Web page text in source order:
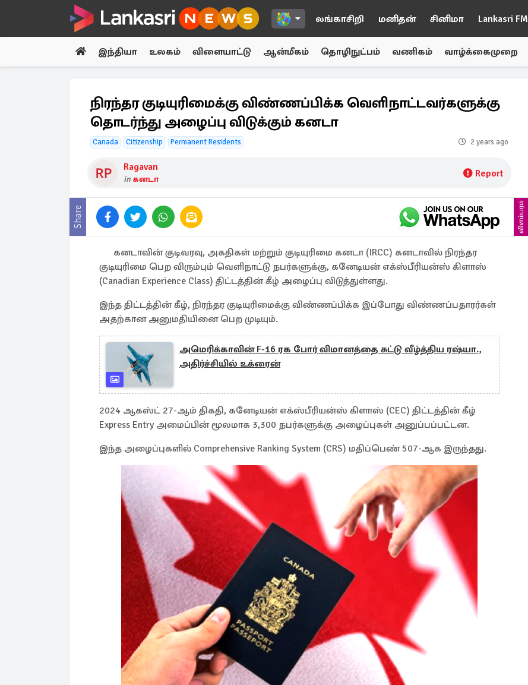
லங்காசிறி மனிதன் சினிமா Lankasri FM
இந்தியா உலகம் விளையாட்டு ஆன்மீகம் தொழிநுட்பம் வணிகம் வாழ்க்கைமுறை
நிரந்தர குடியுரிமைக்கு விண்ணப்பிக்க வெளிநாட்டவர்களுக்கு
தொடர்ந்து அழைப்பு விடுக்கும் கனடா
Canada Citizenship Permanent Residents 2 years ago
Ragavan
in கனடா Report
Share விளம்பரம்
கனடாவின் குடிவரவு, அகதிகள் மற்றும் குடியுரிமை கனடா (IRCC) கனடாவில் நிரந்தர
குடியுரிமை பெற விரும்பும் வெளிநாட்டு நபர்களுக்கு, கனேடியன் எக்ஸ்பீரியன்ஸ் கிளாஸ்
(Canadian Experience Class) திட்டத்தின் கீழ் அழைப்பு விடுத்துள்ளது.
இந்த திட்டத்தின் கீழ், நிரந்தர குடியுரிமைக்கு விண்ணப்பிக்க இப்போது விண்ணப்பதாரர்கள்
அதற்கான அனுமதியினை பெற முடியும்.
அமெரிக்காவின் F-16 ரக போர் விமானத்தை சுட்டு வீழ்த்திய ரஷ்யா.,
அதிர்ச்சியில் உக்ரைன்
2024 ஆகஸ்ட் 27-ஆம் திகதி, கனேடியன் எக்ஸ்பீரியன்ஸ் கிளாஸ் (CEC) திட்டத்தின் கீழ்
Express Entry அமைப்பின் மூலமாக 3,300 நபர்களுக்கு அழைப்புகள் அனுப்பப்பட்டன.
இந்த அழைப்புகளில் Comprehensive Ranking System (CRS) மதிப்பெண் 507-ஆக இருந்தது.